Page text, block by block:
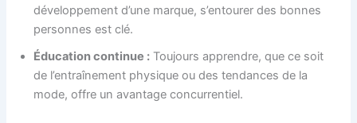
développement d’une marque, s’entourer des bonnes
personnes est clé.
Éducation continue : Toujours apprendre, que ce soit
de l’entraînement physique ou des tendances de la
mode, offre un avantage concurrentiel.